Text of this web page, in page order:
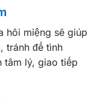
hôi miệng sẽ giúp
tránh để tình
tâm lý, giao tiếp